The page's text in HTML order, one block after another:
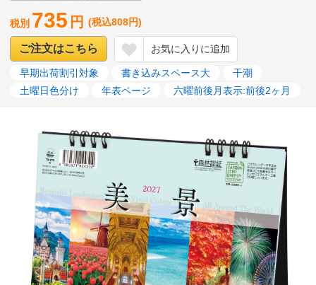
税別 735 円 (税込808円)
ご注文はこちら お気に入りに追加
早期出荷割引対象 書き込みスペース大
干潮
土曜日色分け
年表ページ 六曜前後月表示:前後2ヶ月